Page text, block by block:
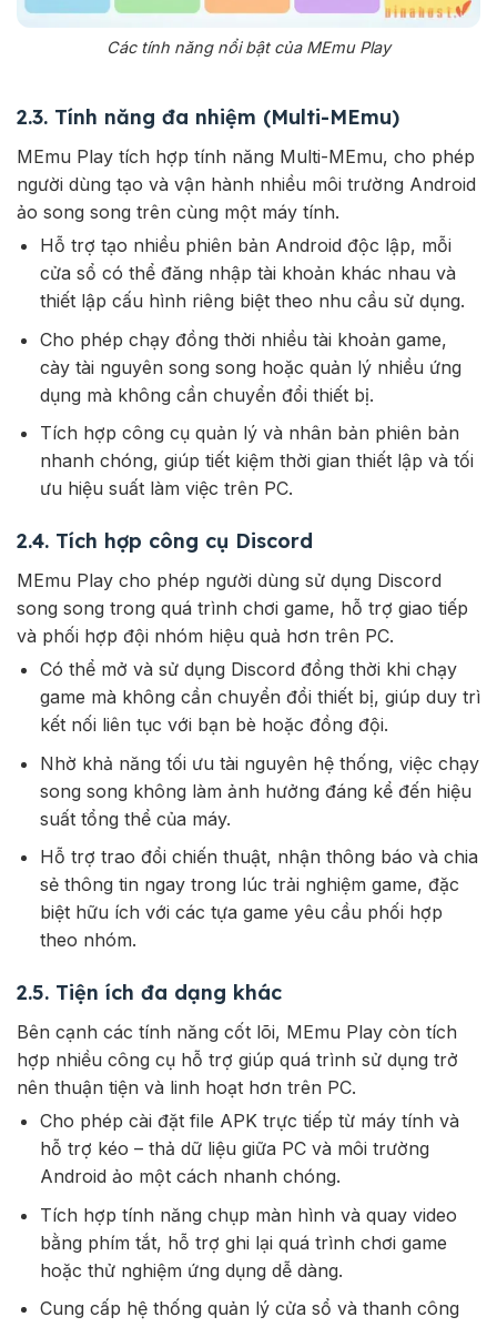
Các tính năng nổi bật của MEmu Play
2.3. Tính năng đa nhiệm (Multi-MEmu)
MEmu Play tích hợp tính năng Multi-MEmu, cho phép
người dùng tạo và vận hành nhiều môi trường Android
ảo song song trên cùng một máy tính.
Hỗ trợ tạo nhiều phiên bản Android độc lập, mỗi
cửa sổ có thể đăng nhập tài khoản khác nhau và
thiết lập cấu hình riêng biệt theo nhu cầu sử dụng.
Cho phép chạy đồng thời nhiều tài khoản game,
cày tài nguyên song song hoặc quản lý nhiều ứng
dụng mà không cần chuyển đổi thiết bị.
Tích hợp công cụ quản lý và nhân bản phiên bản
nhanh chóng, giúp tiết kiệm thời gian thiết lập và tối
ưu hiệu suất làm việc trên PC.
2.4. Tích hợp công cụ Discord
MEmu Play cho phép người dùng sử dụng Discord
song song trong quá trình chơi game, hỗ trợ giao tiếp
và phối hợp đội nhóm hiệu quả hơn trên PC.
Có thể mở và sử dụng Discord đồng thời khi chạy
game mà không cần chuyển đổi thiết bị, giúp duy trì
kết nối liên tục với bạn bè hoặc đồng đội.
Nhờ khả năng tối ưu tài nguyên hệ thống, việc chạy
song song không làm ảnh hưởng đáng kể đến hiệu
suất tổng thể của máy.
Hỗ trợ trao đổi chiến thuật, nhận thông báo và chia
sẻ thông tin ngay trong lúc trải nghiệm game, đặc
biệt hữu ích với các tựa game yêu cầu phối hợp
theo nhóm.
2.5. Tiện ích đa dạng khác
Bên cạnh các tính năng cốt lõi, MEmu Play còn tích
hợp nhiều công cụ hỗ trợ giúp quá trình sử dụng trở
nên thuận tiện và linh hoạt hơn trên PC.
Cho phép cài đặt file APK trực tiếp từ máy tính và
hỗ trợ kéo – thả dữ liệu giữa PC và môi trường
Android ảo một cách nhanh chóng.
Tích hợp tính năng chụp màn hình và quay video
bằng phím tắt, hỗ trợ ghi lại quá trình chơi game
hoặc thử nghiệm ứng dụng dễ dàng.
Cung cấp hệ thống quản lý cửa sổ và thanh công